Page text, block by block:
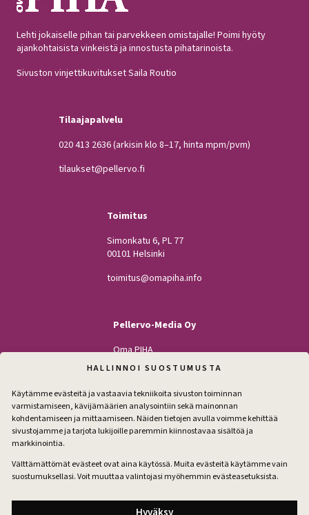
HALLINNOI SUOSTUMUSTA
Käytämme evästeitä ja vastaavia tekniikoita sivuston toiminnan
varmistamiseen, kävijämäärien analysointiin sekä mainonnan
kohdentamiseen ja mittaamiseen. Näiden tietojen avulla voimme kehittää
sivustojamme ja tarjota lukijoille paremmin kiinnostavaa sisältöä ja
markkinointia.
Välttämättömät evästeet ovat aina käytössä. Muita evästeitä käytämme vain
suostumuksellasi. Voit muuttaa valintojasi myöhemmin evästeasetuksista.
Lehti jokaiselle pihan tai parvekkeen omistajalle! Poimi hyöty
ajankohtaisista vinkeistä ja innostusta pihatarinoista.
Sivuston vinjettikuvitukset Saila Routio
Tilaajapalvelu
020 413 2636(arkisin klo 8–17, hinta mpm/pvm)
tilaukset@pellervo.fi
Toimitus
Simonkatu 6, PL 77
00101 Helsinki
toimitus@omapiha.info
Pellervo-Media Oy
Oma PIHA
Kodin Pellervo
Maatilan Pellervo
Facebook
Instagram